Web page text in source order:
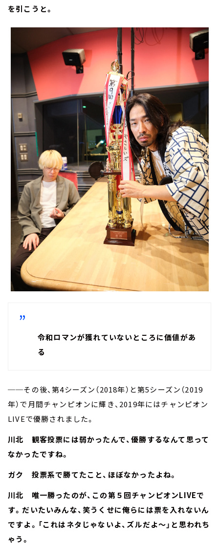
を引こうと。
令和ロマンが獲れていないところに価値があ
る
──その後、第4シーズン（2018年）と第5シーズン（2019
年）で月間チャンピオンに輝き、2019年にはチャンピオン
LIVEで優勝されました。
川北 観客投票には弱かったんで、優勝するなんて思って
なかったですね。
ガク 投票系で勝てたこと、ほぼなかったよね。
川北 唯一勝ったのが、この第５回チャンピオンLIVEで
す。だいたいみんな、笑うくせに俺らには票を入れないん
ですよ。「これはネタじゃないよ、ズルだよ～」と思われち
ゃう。